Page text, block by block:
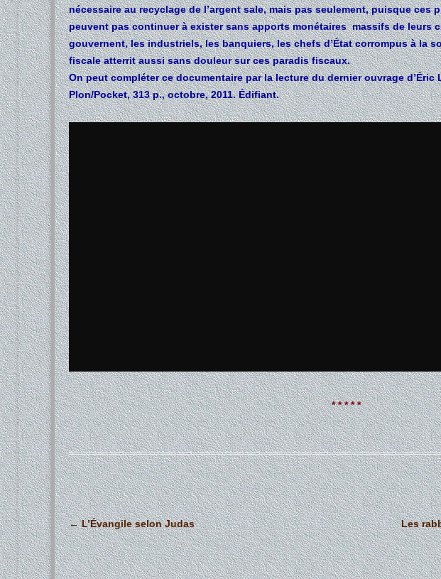
nécessaire au recyclage de l’argent sale, mais pas seulement, puisque ces
peuvent pas continuer à exister sans apports monétaires massifs de leurs
gouvernent, les industriels, les banquiers, les chefs d’État corrompus à la
fiscale atterrit aussi sans douleur sur ces paradis fiscaux.
On peut compléter ce documentaire par la lecture du dernier ouvrage d’Éric
Plon/Pocket, 313 p., octobre, 2011. Édifiant.
* * * * *
Navigation
des
articles
←L’Évangile selon Judas Les